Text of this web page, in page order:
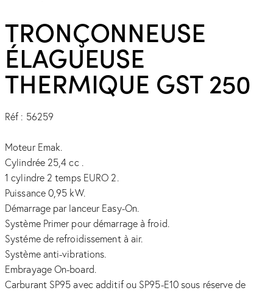
TRONÇONNEUSE
ÉLAGUEUSE
THERMIQUE GST 250
Réf : 56259
Moteur Emak.
Cylindrée 25,4 cc .
1 cylindre 2 temps EURO 2.
Puissance 0,95 kW.
Démarrage par lanceur Easy-On.
Système Primer pour démarrage à froid.
Systéme de refroidissement à air.
Système anti-vibrations.
Embrayage On-board.
Carburant SP95 avec additif ou SP95-E10 sous réserve de